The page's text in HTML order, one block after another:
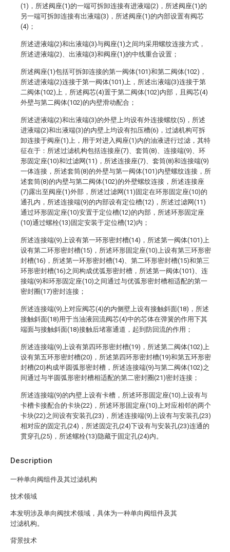
Description
一种单向阀组件及其过滤机构
技术领域
本发明涉及单向阀技术领域，具体为一种单向阀组件及其
过滤机构。
背景技术
(1)，所述阀座(1)的一端可拆卸连接有进液端(2)，所述阀座(1)的
另一端可拆卸连接有出液端(3)，所述阀座(1)的内部设置有阀芯
(4)；
所述进液端(2)和出液端(3)与阀座(1)之间均采用螺纹连接方式，
所述进液端(2)、出液端(3)和阀座(1)的中线重合设置；
所述阀座(1)包括可拆卸连接的第一阀体(101)和第二阀体(102)，
所述进液端(2)连接于第一阀体(101)上，所述出液端(3)连接于第
二阀体(102)上，所述阀芯(4)置于第二阀体(102)内部，且阀芯(4)
外壁与第二阀体(102)的内壁滑动配合；
所述进液端(2)和出液端(3)的外壁上均设有外连接螺纹(5)，所述
进液端(2)和出液端(3)的内壁上均设有扣压槽(6)，过滤机构可拆
卸连接于阀座(1)上，用于对进入阀座(1)内的油液进行过滤，其特
征在于：所述过滤机构包括连接座(7)、套筒(8)、连接端(9)、环
形固定座(10)和过滤网(11)，所述连接座(7)、套筒(8)和连接端(9)
一体连接，所述套筒(8)的外壁与第一阀体(101)内壁螺纹连接，所
述套筒(8)的内壁与第二阀体(102)的外壁螺纹连接，所述连接座
(7)露出至阀座(1)外部，所述过滤网(11)固定在环形固定座(10)的
通孔内，所述连接端(9)的内部设有定位槽(12)，所述过滤网(11)
通过环形固定座(10)安置于定位槽(12)的内部，所述环形固定座
(10)通过螺栓(13)固定安装于定位槽(12)内；
所述连接端(9)上设有第一环形密封槽(14)，所述第一阀体(101)上
设有第二环形密封槽(15)，所述环形固定座(10)上设有第三环形密
封槽(16)，所述第一环形密封槽(14)、第二环形密封槽(15)和第三
环形密封槽(16)之间构成优弧形密封槽，所述第一阀体(101)、连
接端(9)和环形固定座(10)之间通过与优弧形密封槽相适配的第一
密封圈(17)密封连接；
所述连接端(9)上对应阀芯(4)的内侧壁上设有接触斜面(18)，所述
接触斜面(18)用于当油液回流阀芯(4)中的芯体在弹簧的作用下其
端面与接触斜面(18)接触后堵塞通道，起到防回流的作用；
所述连接端(9)上设有第四环形密封槽(19)，所述第二阀体(102)上
设有第五环形密封槽(20)，所述第四环形密封槽(19)和第五环形密
封槽(20)构成半圆弧形密封槽，所述连接端(9)与第二阀体(102)之
间通过与半圆弧形密封槽相适配的第二密封圈(21)密封连接；
所述连接端(9)的内壁上设有卡槽，所述环形固定座(10)上设有与
卡槽卡接配合的卡块(22)，所述环形固定座(10)上对应相邻的两个
卡块(22)之间设有安装孔(23)，所述连接端(9)上设有与安装孔(23)
相对应的固定孔(24)，所述固定孔(24)下设有与安装孔(23)连通的
贯穿孔(25)，所述螺栓(13)隐藏于固定孔(24)内。